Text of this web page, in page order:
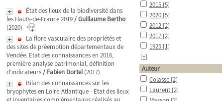
État des lieux de la biodiversité dans
les Hauts-de-France 2019/Guillaume Bertho
(2020)
La flore vasculaire des propriétés et
des sites de préemption départementaux de
Vendée. Etat des connaissances en 2016,
première analyse patrimonial, définition
d'indicateurs/ Fabien Dortel(2017)
Bilan des connaissances sur les
bryophytes en Loire-Atlantique - Etat des lieux
2015 [5]
2020 [5]
2012 [2]
2017 [2]
1925 [1]
[+]
Auteur
Colasse [2]
Laurent [2]